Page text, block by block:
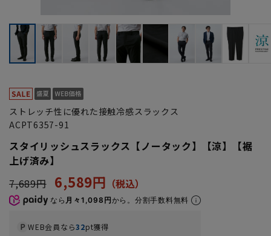
ストレッチ性に優れた接触冷感スラックス
ACPT6357-91
スタイリッシュスラックス【ノータック】【涼】【裾
上げ済み】
7,689円 6,589円
なら 月々1,098円から。分割手数料無料
WEB会員なら32pt獲得